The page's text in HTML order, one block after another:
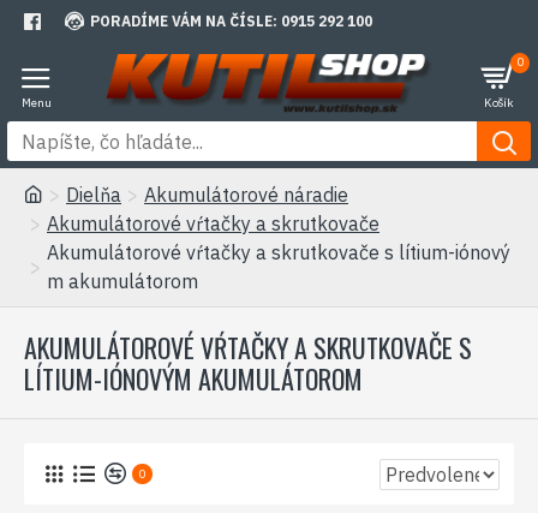
PORADÍME VÁM NA ČÍSLE: 0915 292 100
0
Dielňa
Akumulátorové náradie
Akumulátorové vŕtačky a skrutkovače
Akumulátorové vŕtačky a skrutkovače s lítium-iónový
m akumulátorom
AKUMULÁTOROVÉ VŔTAČKY A SKRUTKOVAČE S
LÍTIUM-IÓNOVÝM AKUMULÁTOROM
0